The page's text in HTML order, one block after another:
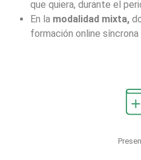
que quiera, durante el
En la modalidad mixta,
formación online síncrona